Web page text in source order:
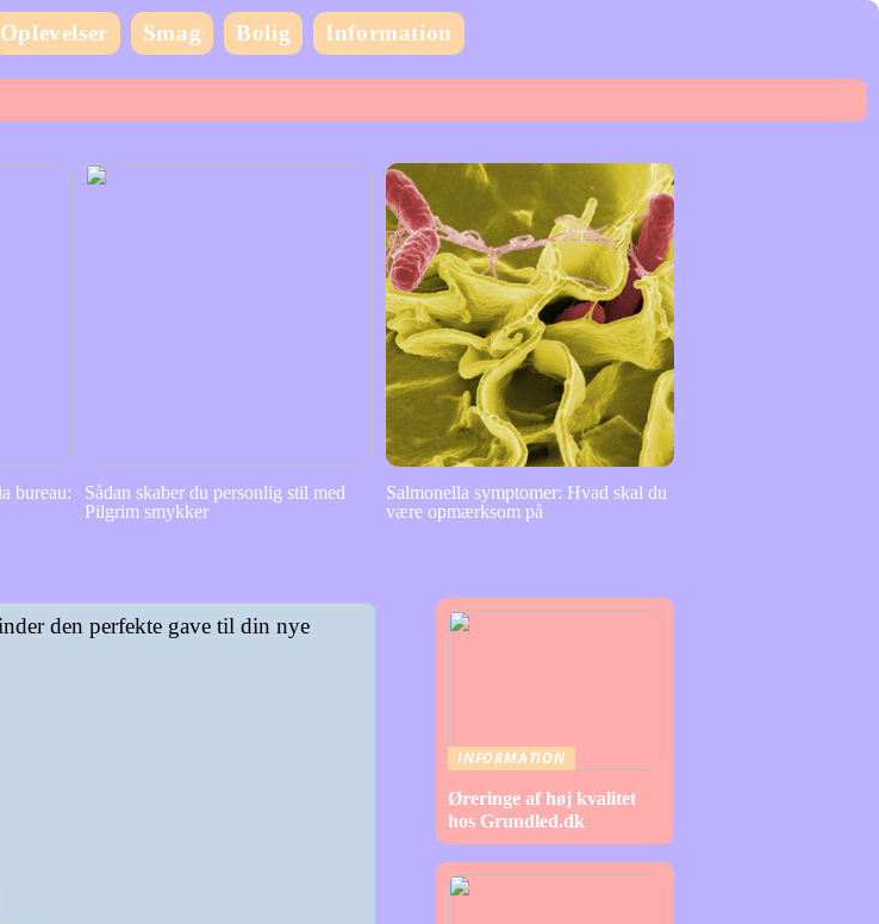
Oplevelser Smag Bolig Information
bureau:
Sådan skaber du personlig stil med
Pilgrim smykker
Salmonella symptomer: Hvad skal du
være opmærksom på
INFORMATION
Øreringe af høj kvalitet
hos Grundled.dk